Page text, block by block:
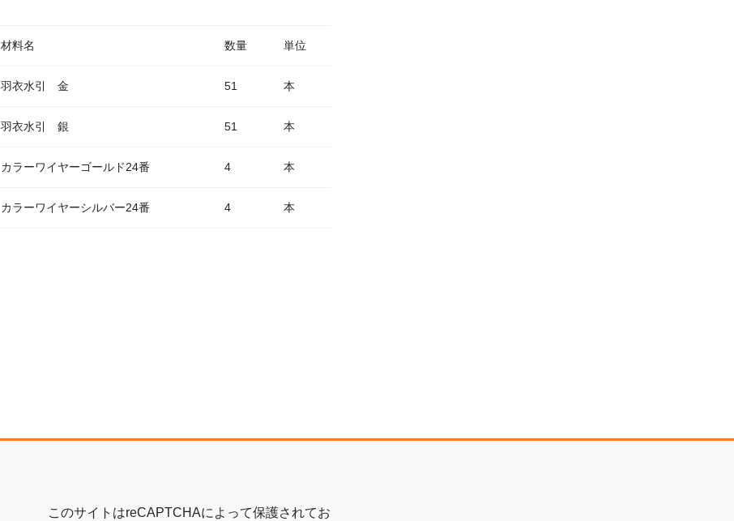
材料名 数量 単位
羽衣水引 金 51 本
羽衣水引 銀 51 本
カラーワイヤーゴールド24番 4 本
カラーワイヤーシルバー24番 4 本
このサイトはreCAPTCHAによって保護されてお